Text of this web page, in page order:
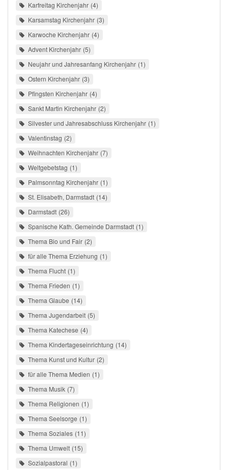
Karfreitag Kirchenjahr 4
Karsamstag Kirchenjahr 3
Karwoche Kirchenjahr 4
Advent Kirchenjahr 5
Neujahr und Jahresanfang Kirchenjahr 1
Ostern Kirchenjahr 3
Pfingsten Kirchenjahr 4
Sankt Martin Kirchenjahr 2
Silvester und Jahresabschluss Kirchenjahr 1
Valentinstag 2
Weihnachten Kirchenjahr 7
Weltgebetstag 1
Palmsonntag Kirchenjahr 1
St. Elisabeth, Darmstadt 14
Darmstadt 26
Spanische Kath. Gemeinde Darmstadt 1
Thema Bio und Fair 2
für alle Thema Erziehung 1
Thema Flucht 1
Thema Frieden 1
Thema Glaube 14
Thema Jugendarbeit 5
Thema Katechese 4
Thema Kindertageseinrichtung 14
Thema Kunst und Kultur 2
für alle Thema Medien 1
Thema Musik 7
Thema Religionen 1
Thema Seelsorge 1
Thema Soziales 11
Thema Umwelt 15
Sozialpastoral 1